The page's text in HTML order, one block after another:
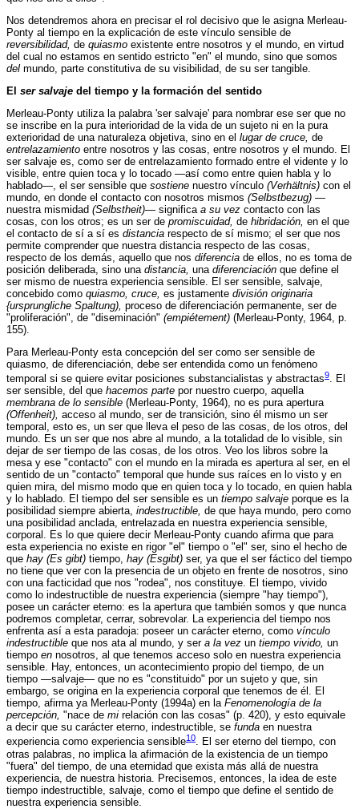
Nos detendremos ahora en precisar el rol decisivo que le asigna Merleau-
Ponty al tiempo en la explicación de este vínculo sensible de
reversibilidad, de quiasmo existente entre nosotros y el mundo, en virtud
del cual no estamos en sentido estricto "en" el mundo, sino que somos
del mundo, parte constitutiva de su visibilidad, de su ser tangible.
El ser salvaje del tiempo y la formación del sentido
Merleau-Ponty utiliza la palabra 'ser salvaje' para nombrar ese ser que no
se inscribe en la pura interioridad de la vida de un sujeto ni en la pura
exterioridad de una naturaleza objetiva, sino en el lugar de cruce, de
entrelazamiento entre nosotros y las cosas, entre nosotros y el mundo. El
ser salvaje es, como ser de entrelazamiento formado entre el vidente y lo
visible, entre quien toca y lo tocado —así como entre quien habla y lo
hablado—, el ser sensible que sostiene nuestro vínculo (Verhältnis) con el
mundo, en donde el contacto con nosotros mismos (Selbstbezug) —
nuestra mismidad (Selbstheit)— significa a su vez contacto con las
cosas, con los otros; es un ser de promiscuidad, de hibridación, en el que
el contacto de sí a sí es distancia respecto de sí mismo; el ser que nos
permite comprender que nuestra distancia respecto de las cosas,
respecto de los demás, aquello que nos diferencia de ellos, no es toma de
posición deliberada, sino una distancia, una diferenciación que define el
ser mismo de nuestra experiencia sensible. El ser sensible, salvaje,
concebido como quiasmo, cruce, es justamente división originaria
{ursprungliche Spaltung), proceso de diferenciación permanente, ser de
"proliferación", de "diseminación" (empiétement) (Merleau-Ponty, 1964, p.
155).
Para Merleau-Ponty esta concepción del ser como ser sensible de
quiasmo, de diferenciación, debe ser entendida como un fenómeno
temporal si se quiere evitar posiciones substancialistas y abstractas9. El
ser sensible, del que hacemos parte por nuestro cuerpo, aquella
membrana de lo sensible (Merleau-Ponty, 1964), no es pura apertura
(Offenheit), acceso al mundo, ser de transición, sino él mismo un ser
temporal, esto es, un ser que lleva el peso de las cosas, de los otros, del
mundo. Es un ser que nos abre al mundo, a la totalidad de lo visible, sin
dejar de ser tiempo de las cosas, de los otros. Veo los libros sobre la
mesa y ese "contacto" con el mundo en la mirada es apertura al ser, en el
sentido de un "contacto" temporal que hunde sus raíces en lo visto y en
quien mira, del mismo modo que en quien toca y lo tocado, en quien habla
y lo hablado. El tiempo del ser sensible es un tiempo salvaje porque es la
posibilidad siempre abierta, indestructible, de que haya mundo, pero como
una posibilidad anclada, entrelazada en nuestra experiencia sensible,
corporal. Es lo que quiere decir Merleau-Ponty cuando afirma que para
esta experiencia no existe en rigor "el" tiempo o "el" ser, sino el hecho de
que hay (Es gibt) tiempo, hay (Esgibt) ser, ya que el ser fáctico del tiempo
no tiene que ver con la presencia de un objeto en frente de nosotros, sino
con una facticidad que nos "rodea", nos constituye. El tiempo, vivido
como lo indestructible de nuestra experiencia (siempre "hay tiempo"),
posee un carácter eterno: es la apertura que también somos y que nunca
podremos completar, cerrar, sobrevolar. La experiencia del tiempo nos
enfrenta así a esta paradoja: poseer un carácter eterno, como vínculo
indestructible que nos ata al mundo, y ser a la vez un tiempo vivido, un
tiempo en nosotros, al que tenemos acceso solo en nuestra experiencia
sensible. Hay, entonces, un acontecimiento propio del tiempo, de un
tiempo —salvaje— que no es "constituido" por un sujeto y que, sin
embargo, se origina en la experiencia corporal que tenemos de él. El
tiempo, afirma ya Merleau-Ponty (1994a) en la Fenomenología de la
percepción, "nace de mi relación con las cosas" (p. 420), y esto equivale
a decir que su carácter eterno, indestructible, se funda en nuestra
experiencia como experiencia sensible10. El ser eterno del tiempo, con
otras palabras, no implica la afirmación de la existencia de un tiempo
"fuera" del tiempo, de una eternidad que exista más allá de nuestra
experiencia, de nuestra historia. Precisemos, entonces, la idea de este
tiempo indestructible, salvaje, como el tiempo que define el sentido de
nuestra experiencia sensible.